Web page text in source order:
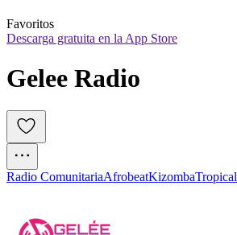
Favoritos
Descarga gratuita en la App Store
Gelee Radio
Radio ComunitariaAfrobeatKizombaTropical